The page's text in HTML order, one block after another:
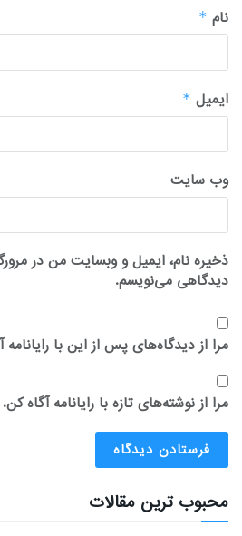
نام *
ایمیل *
وب‌ سایت
ذخیره نام، ایمیل و وبسایت من در
دیدگاهی می‌نویسم.
مرا از دیدگاه‌های پس از این با رایانامه
مرا از نوشته‌های تازه با رایانامه آگاه کن.
محبوب ترین مقالات